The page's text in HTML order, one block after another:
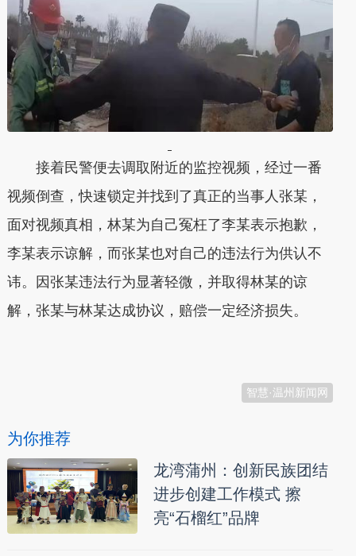
接着民警便去调取附近的监控视频，经过一番
视频倒查，快速锁定并找到了真正的当事人张某，
面对视频真相，林某为自己冤枉了李某表示抱歉，
李某表示谅解，而张某也对自己的违法行为供认不
讳。因张某违法行为显著轻微，并取得林某的谅
解，张某与林某达成协议，赔偿一定经济损失。
智慧·温州新闻网
为你推荐
龙湾蒲州：创新民族团结
进步创建工作模式 擦
亮“石榴红”品牌